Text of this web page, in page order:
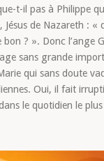
t-il pas à Philippe
Jésus de Nazareth : «
? ». Donc l’ange
sans grande
qui sans doute
Oui, il fait
le quotidien le